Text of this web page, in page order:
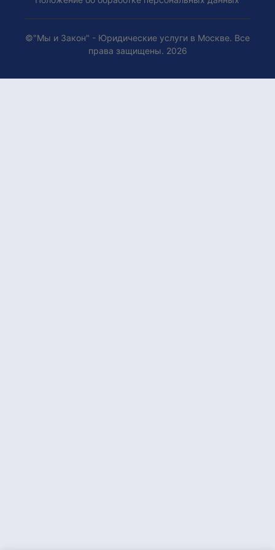
©"Мы и Закон" - Юридические услуги в Москве. Все
права защищены. 2026